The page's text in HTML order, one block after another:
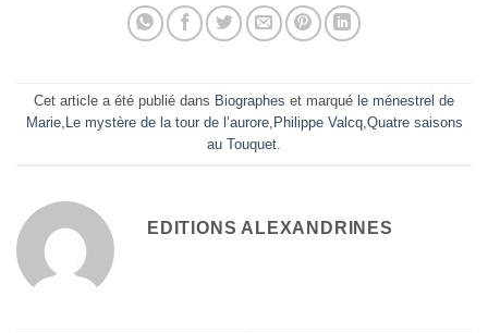
Cet article a été publié dans Biographes et marqué le ménestrel de
Marie, Le mystère de la tour de l’aurore, Philippe Valcq, Quatre saisons
au Touquet
EDITIONS ALEXANDRINES